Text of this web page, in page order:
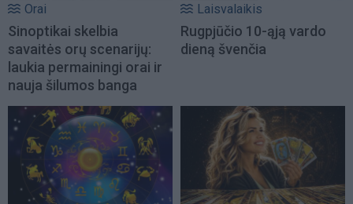
Orai
Sinoptikai skelbia
savaitės orų scenarijų:
laukia permainingi orai ir
nauja šilumos banga
Laisvalaikis
Rugpjūčio 10-ąją vardo
dieną švenčia